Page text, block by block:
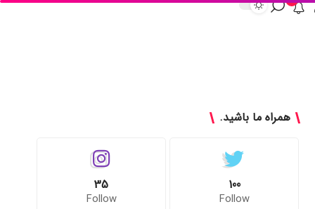
همراه ما باشید.
100
Follow
35
Follow